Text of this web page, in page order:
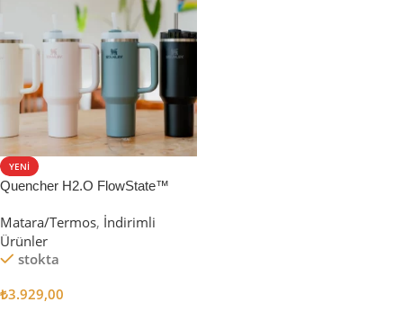
YENI
Quencher H2.O FlowState™
Matara/Termos, İndirimli
Ürünler
stokta
₺3.929,00